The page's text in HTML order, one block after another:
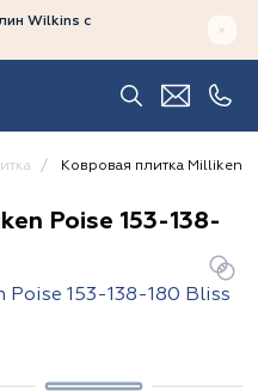
Wilkins с
Ковровая плитка Milliken
Poise 153-138-